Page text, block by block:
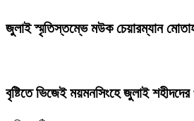
জুলাই স্মৃতিস্তম্ভে মউক চেয়ারম্যান
বৃষ্টিতে ভিজেই ময়মনসিংহে জুলাই